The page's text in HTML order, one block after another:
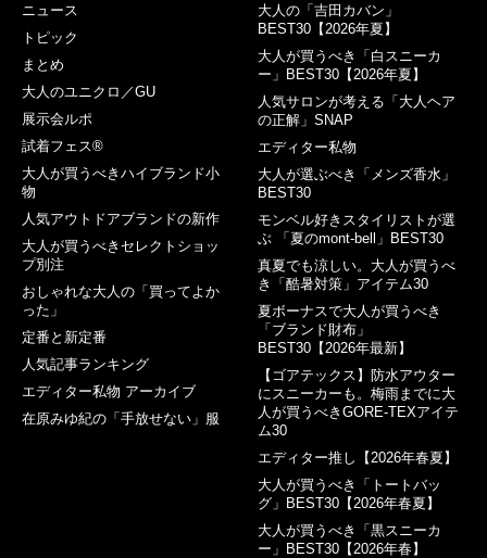
ニュース
トピック
まとめ
大人のユニクロ／GU
展示会ルポ
試着フェス®︎
大人が買うべきハイブランド小
物
人気アウトドアブランドの新作
大人が買うべきセレクトショッ
プ別注
おしゃれな大人の「買ってよか
った」
定番と新定番
人気記事ランキング
エディター私物 アーカイブ
在原みゆ紀の「手放せない」服
大人の「吉田カバン」
BEST30【2026年夏】
大人が買うべき「白スニーカ
ー」BEST30【2026年夏】
人気サロンが考える「大人ヘア
の正解」SNAP
エディター私物
大人が選ぶべき「メンズ香水」
BEST30
モンベル好きスタイリストが選
ぶ 「夏のmont-bell」BEST30
真夏でも涼しい。大人が買うべ
き「酷暑対策」アイテム30
夏ボーナスで大人が買うべき
「ブランド財布」
BEST30【2026年最新】
【ゴアテックス】防水アウター
にスニーカーも。梅雨までに大
人が買うべきGORE-TEXアイテ
ム30
エディター推し【2026年春夏】
大人が買うべき「トートバッ
グ」BEST30【2026年春夏】
大人が買うべき「黒スニーカ
ー」BEST30【2026年春】